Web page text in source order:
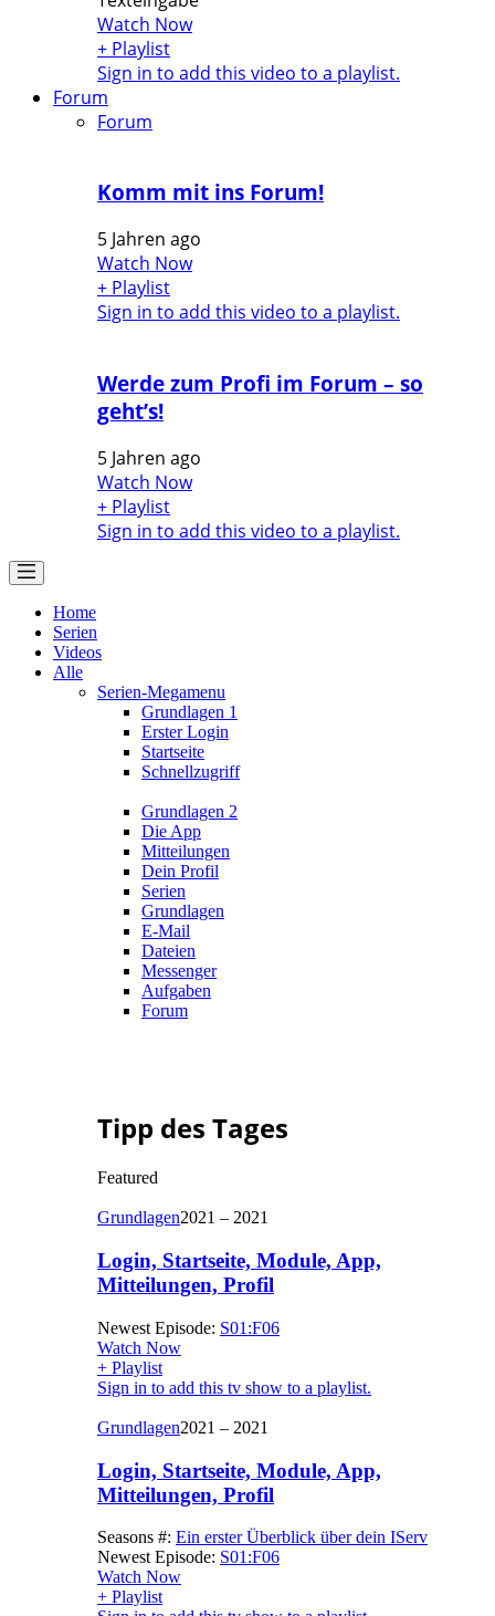
Watch Now
+ Playlist
Sign in to add this video to a playlist.
Forum
Forum
Komm mit ins Forum!
5 Jahren ago
Watch Now
+ Playlist
Sign in to add this video to a playlist.
Werde zum Profi im Forum – so
geht’s!
5 Jahren ago
Watch Now
+ Playlist
Sign in to add this video to a playlist.
Home
Serien
Videos
Alle
Serien-Megamenu
Grundlagen 1
Erster Login
Startseite
Schnellzugriff
Grundlagen 2
Die App
Mitteilungen
Dein Profil
Serien
Grundlagen
E-Mail
Dateien
Messenger
Aufgaben
Forum
Tipp des Tages
Featured
Grundlagen2021 – 2021
Login, Startseite, Module, App,
Mitteilungen, Profil
Newest Episode: S01:F06
Watch Now
+ Playlist
Sign in to add this tv show to a playlist.
Grundlagen2021 – 2021
Login, Startseite, Module, App,
Mitteilungen, Profil
Seasons #: Ein erster Überblick über dein IServ
Newest Episode: S01:F06
Watch Now
+ Playlist